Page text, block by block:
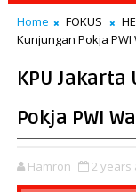
Home FOKUS
Kunjungan Pokja PWI
KPU
Pokja PWI
Hamron 2 years